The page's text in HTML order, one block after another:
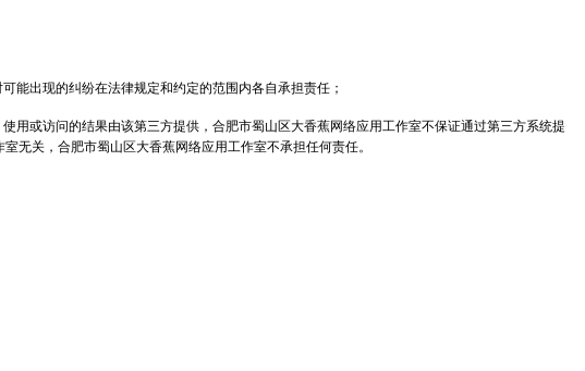
能出现的纠纷在法律规定和约定的范围内各自承担责任；
用或访问的结果由该第三方提供，合肥市蜀山区大香蕉网络应用工作室不保证通过第三方系统提
无关，合肥市蜀山区大香蕉网络应用工作室不承担任何责任。